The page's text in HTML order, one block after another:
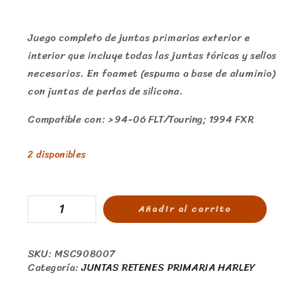
Juego completo de juntas primarias exterior e
interior que incluye todas las juntas tóricas y sellos
necesarios. En foamet (espuma a base de aluminio)
con juntas de perlas de silicona.
Compatible con: > 94-06 FLT/Touring; 1994 FXR
2 disponibles
Añadir al carrito
SKU: MSC908007
Categoría:JUNTAS RETENES PRIMARIA HARLEY